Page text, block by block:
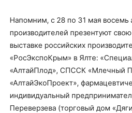
Напомним, с 28 по 31 мая восемь
производителей презентуют
выставке российских
«РосЭкспоКрым» в Ялте:
«АлтайПлод», СПССК «Млечный
«АлтайЭкоПроект»,
индивидуальный
Переверзева (торговый дом